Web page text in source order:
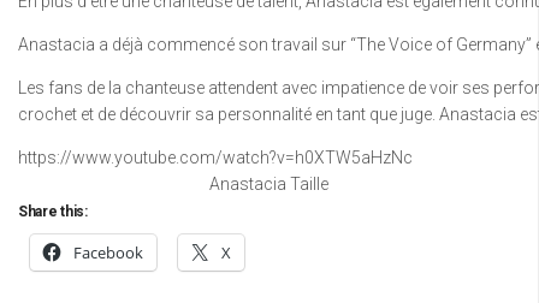
Anastacia a déjà commencé son travail sur “The Voice of
Les fans de la chanteuse attendent avec impatience de voir ses
crochet et de découvrir sa personnalité en tant que juge. Anastacia
https://www.youtube.com/watch?v=h0XTW5aHzNc
Anastacia Taille
Share this:
Facebook X